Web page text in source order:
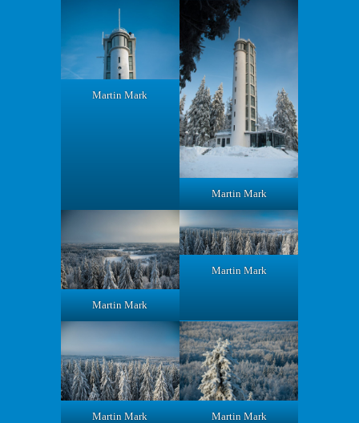
Martin Mark
Martin Mark
Martin Mark
Martin Mark
Martin Mark Martin Mark